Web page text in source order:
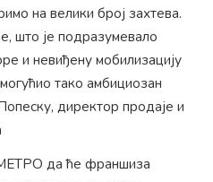
на велики број захтева.
што је подразумевало
и невиђену мобилизацију
тако амбициозан
директор продаје и
да ће франшиза